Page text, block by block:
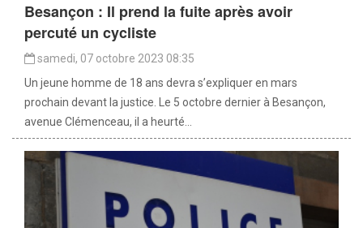
Besançon : Il prend la fuite après avoir
percuté un cycliste
samedi, 07 octobre 2023 08:35
Un jeune homme de 18 ans devra s’expliquer en mars
prochain devant la justice. Le 5 octobre dernier à Besançon,
avenue Clémenceau, il a heurté...